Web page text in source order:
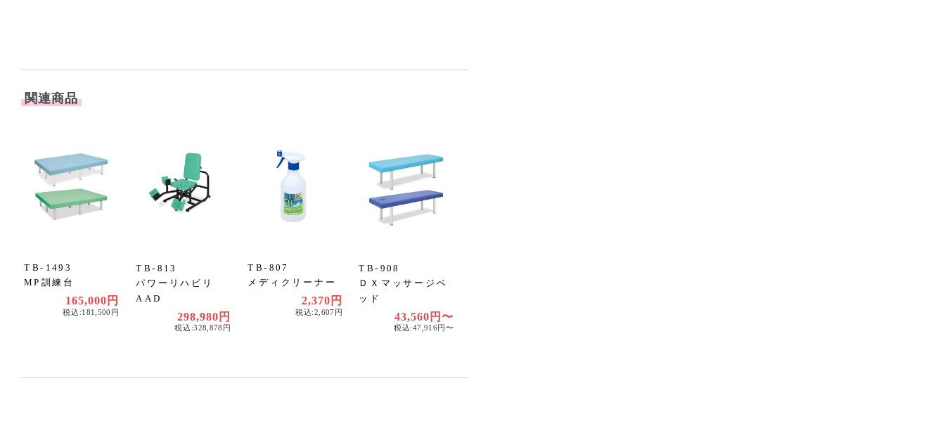
関連商品
TB-1493
MP訓練台
165,000円
税込:181,500円
TB-813
パワーリハビリ
AAD
298,980円
税込:328,878円
TB-807
メディクリーナー
2,370円
税込:2,607円
TB-908
ＤＸマッサージベ
ッド
43,560円〜
税込:47,916円〜